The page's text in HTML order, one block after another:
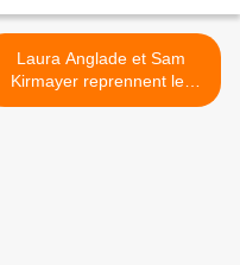
Laura Anglade et Sam
Kirmayer reprennent les
standards de la chanson